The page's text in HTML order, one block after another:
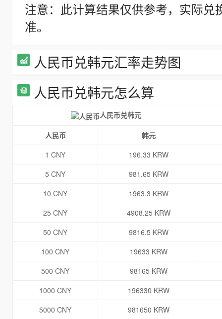
注意：此计算结果仅供参考，实际
准。
人民币兑韩元汇率走势图
人民币兑韩元怎么算
人民币兑韩元
人民币
韩元
1 CNY
196.33 KRW
5 CNY
981.65 KRW
10 CNY
1963.3 KRW
25 CNY
4908.25 KRW
50 CNY
9816.5 KRW
100 CNY
19633 KRW
500 CNY
98165 KRW
1000 CNY
196330 KRW
5000 CNY
981650 KRW